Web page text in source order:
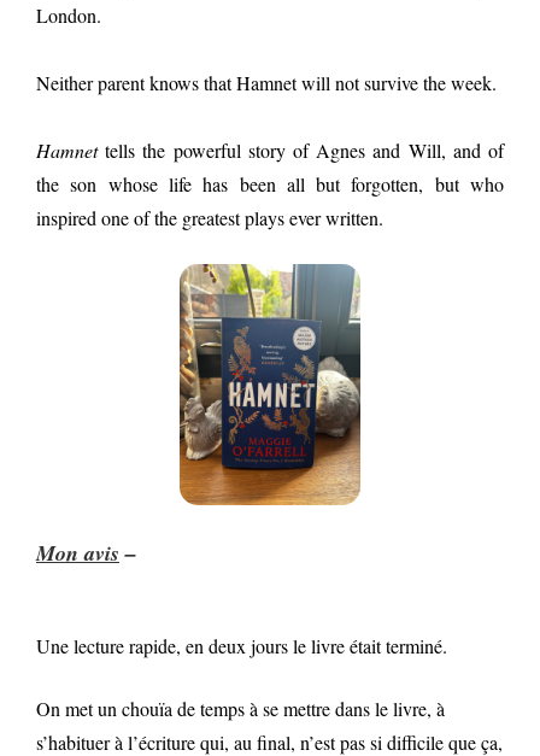
London.
Neither parent knows that Hamnet will not survive the week.
Hamnettells the powerful story of Agnes and Will, and of
the son whose life has been all but forgotten, but who
inspired one of the greatest plays ever written.
Mon avis –
Une lecture rapide, en deux jours le livre était terminé.
On met un chouïa de temps à se mettre dans le livre, à
s’habituer à l’écriture qui, au final, n’est pas si difficile que ça,